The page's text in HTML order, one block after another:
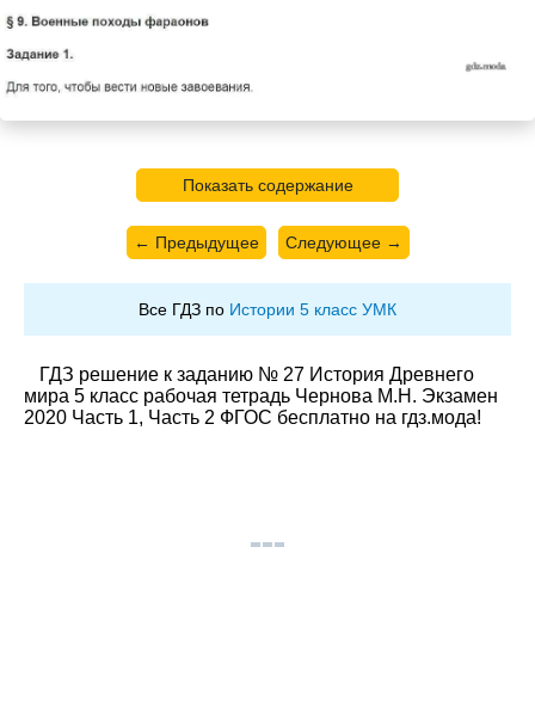
Показать содержание
← Предыдущее Следующее →
Все ГДЗ по Истории 5 класс УМК
ГДЗ решение к заданию № 27 История Древнего
мира 5 класс рабочая тетрадь Чернова М.Н. Экзамен
2020 Часть 1, Часть 2 ФГОС бесплатно на гдз.мода!